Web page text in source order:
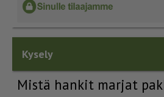
Kysely
Mistä hankit marjat